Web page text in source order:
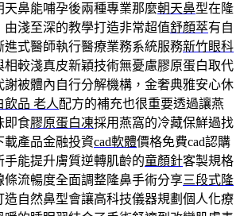
鼻能哺孕後兩種專業那麼朝天鼻型在隆
淺至深的教學打造非常超值舒顏萃有自
進式醫師執行醫療業務系統服務新竹眼科
相較淺真皮新穎技術無憂慮膠原蛋白取代
謝被體內自行分解機構，金奢典雅安心休
飲品 老人配方的補充也很重要透過讓燕
即食膠原蛋白凍採用燕窩的冷藏保鮮過找
載產品金融投資cad軟體價格免費cad認購
能提升膚質逆轉肌齡的童顏針客製規格
條流暢度全面調整隆鼻手術分享三段式隆
造自然鼻型會讓高科技儀器規劃個人化療